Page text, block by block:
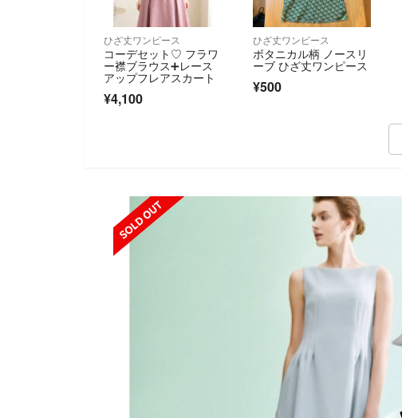
ひざ丈ワンピース
コーデセット♡ フラワ
ー襟ブラウス➕レース
アップフレアスカート
¥4,100
ひざ丈ワンピース
ボタニカル柄 ノースリ
ーブ ひざ丈ワンピース
¥500
SOLD OUT